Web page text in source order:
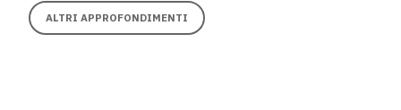
ALTRI APPROFONDIMENTI